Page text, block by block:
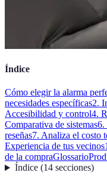
Índice
Cómo elegir la alarma
necesidades específicas2.
Accesibilidad y control4.
Comparativa de sistemas6.
reseñas7. Analiza el costo
Experiencia de tus vecinos
de la compraGlossario
Índice(14 secciones)